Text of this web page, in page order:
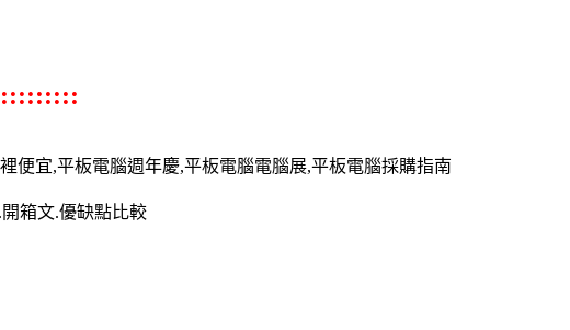
便宜,平板電腦週年慶,平板電腦電腦展,平板電腦採購指南
箱文.優缺點比較